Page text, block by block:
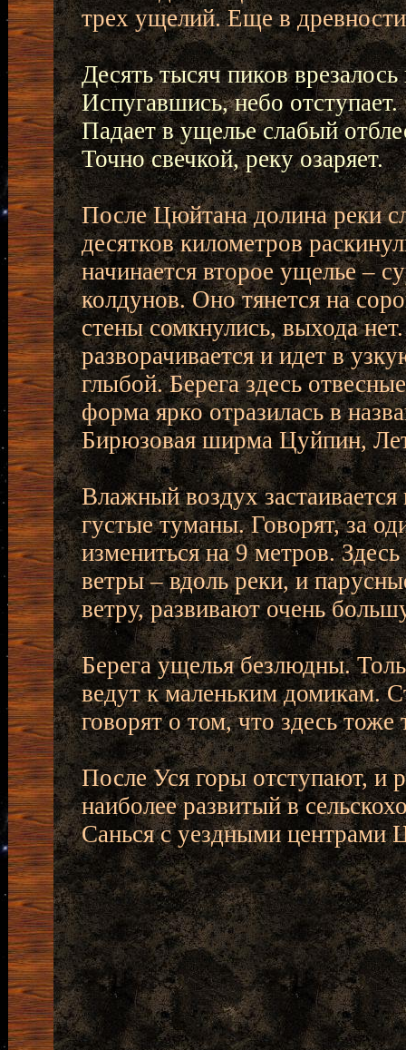
трех ущелий. Еще в
Десять тысяч пиков
Испугавшись, небо отступает.
Падает в ущелье слабый
Точно свечкой, реку озаряет.
После Цюйтана долина реки
десятков километров
начинается второе ущелье –
колдунов. Оно тянется на
стены сомкнулись, выхода
разворачивается и идет в
глыбой. Берега здесь
форма ярко отразилась в
Бирюзовая ширма Цуйпин,
Влажный воздух
густые туманы. Говорят, за
измениться на 9 метров.
ветры – вдоль реки, и
ветру, развивают очень
Берега ущелья безлюдны.
ведут к маленьким домикам.
говорят о том, что здесь тоже
После Уся горы отступают, и
наиболее развитый в
Санься с уездными центрами